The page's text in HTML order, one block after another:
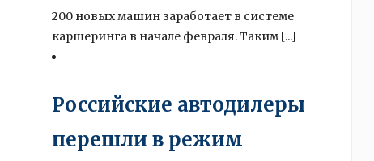
200 новых машин заработает в системе
каршеринга в начале февраля. Таким [...]
Российские автодилеры
перешли в режим